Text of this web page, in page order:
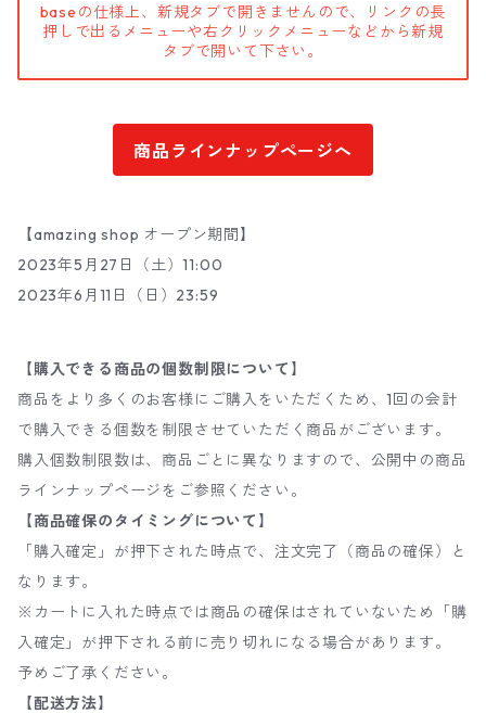
baseの仕様上、新規タブで開きませんので、リンクの長
押しで出るメニューや右クリックメニューなどから新規
タブで開いて下さい。
商品ラインナップページへ
【amazing shop オープン期間】
2023年5月27日（土）11:00
2023年6月11日（日）23:59
【購入できる商品の個数制限について】
商品をより多くのお客様にご購入をいただくため、1回の会計
で購入できる個数を制限させていただく商品がございます。
購入個数制限数は、商品ごとに異なりますので、公開中の商品
ラインナップページをご参照ください。
【商品確保のタイミングについて】
「購入確定」が押下された時点で、注文完了（商品の確保）と
なります。
※カートに入れた時点では商品の確保はされていないため「購
入確定」が押下される前に売り切れになる場合があります。
予めご了承ください。
【配送方法】